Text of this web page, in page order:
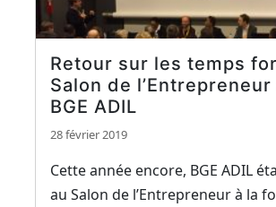
Retour sur les temps
Salon de l’Entrepreneur
BGE ADIL
28 février 2019
Cette année encore, BGE ADIL
au Salon de l’Entrepreneur à la